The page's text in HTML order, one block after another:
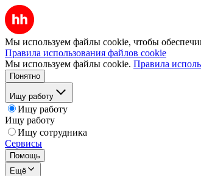
Мы используем файлы cookie, чтобы
Правила использования файлов cookie
Мы используем файлы cookie. Правила
Понятно
Ищу работу
Ищу работу
Ищу работу
Ищу сотрудника
Сервисы
Помощь
Ещё